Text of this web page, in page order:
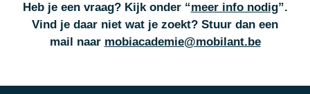
Heb je een vraag? Kijk onder “meer info nodig”.
Vind je daar niet wat je zoekt? Stuur dan een
mail naar mobiacademie@mobilant.be